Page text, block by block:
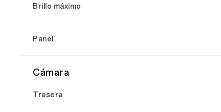
Brillo máximo
Panel
Cámara
Trasera